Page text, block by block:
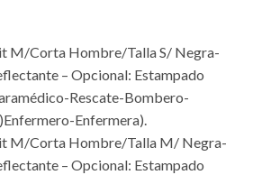
M/Corta Hombre/Talla S/ Negra-
– Opcional: Estampado
Rescate-Bombero-
Enfermera).
M/Corta Hombre/Talla M/ Negra-
– Opcional: Estampado